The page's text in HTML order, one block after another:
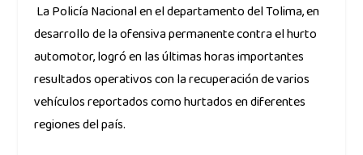
La Policía Nacional en el departamento del Tolima, en
desarrollo de la ofensiva permanente contra el hurto
automotor, logró en las últimas horas importantes
resultados operativos con la recuperación de varios
vehículos reportados como hurtados en diferentes
regiones del país.